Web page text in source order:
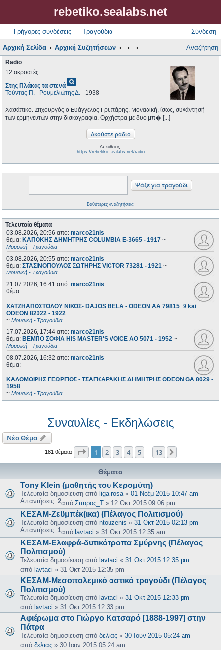
rebetiko.sealabs.net
Γρήγορες συνδέσεις Τραγούδια Σύνδεση
Αρχική Σελίδα Αρχική Συζητήσεων Αναζήτηση
Radio
12 ακροατές
Στης Πλάκας τα στενάpageview
Τούντας Π. - Ρουμελιώτης Δ. - 1938
Χασάπικο. Στιχουργός ο Ευάγγελος Γρυπάρης. Μοναδική, ίσως, συνάντησή
των ερμηνευτών στην δισκογραφία. Ορχήστρα με δυο μπ� [...]
Απευθείας:
https://rebetiko.sealabs.net/radio
Βαθύτερες αναζητήσεις;
Τελευταία θέματα
03.08.2026, 20:56 από: marco21nis
θέμα: ΚΑΠΟΚΗΣ ΔΗΜΗΤΡΗΣ COLUMBIA E-3665 - 1917 ~
Μουσική - Τραγούδια
03.08.2026, 20:55 από: marco21nis
θέμα: ΣΤΑΣΙΝΟΠΟΥΛΟΣ ΣΩΤΗΡΗΣ VICTOR 73281 - 1921 ~
Μουσική - Τραγούδια
21.07.2026, 16:41 από: marco21nis
θέμα:
ΧΑΤΖΗΑΠΟΣΤΟΛΟΥ ΝΙΚΟΣ- DAJOS BELA - ODEON AA 79815_9 kai
ODEON 82022 - 1922
~ Μουσική - Τραγούδια
17.07.2026, 17:44 από: marco21nis
θέμα: ΒΕΜΠΟ ΣΟΦΙΑ HIS MASTER'S VOICE AO 5071 - 1952 ~
Μουσική - Τραγούδια
08.07.2026, 16:32 από: marco21nis
θέμα:
ΚΑΛΟΜΟΙΡΗΣ ΓΕΩΡΓΙΟΣ - ΤΣΑΓΚΑΡΑΚΗΣ ΔΗΜΗΤΡΗΣ ODEON GA 8029 -
1958
~ Μουσική - Τραγούδια
Συναυλίες - Εκδηλώσεις
Νέο Θέμα
181 θέματα Σελίδα από13
1 2 3 4 5 13
Θέματα
Tony Klein (μαθητής του Κερομύτη)
Τελευταία δημοσίευση από liga rosa « 01 Νοέμ 2015 10:47 am
Απαντήσεις: 2από Σπυρος_Τ » 12 Οκτ 2015 09:06 pm
ΚΕΣΑΜ-Ζεϋμπέκ(ικα) (Πέλαγος Πολιτισμού)
Τελευταία δημοσίευση από ntouzenis « 31 Οκτ 2015 02:13 pm
Απαντήσεις: 1από lavtaci » 31 Οκτ 2015 12:35 am
ΚΕΣΑΜ-Ελαφρά-δυτικότροπα Σμύρνης (Πέλαγος
Πολιτισμού)
Τελευταία δημοσίευση από lavtaci « 31 Οκτ 2015 12:35 pm
από lavtaci » 31 Οκτ 2015 12:35 pm
ΚΕΣΑΜ-Μεσοπολεμικό αστικό τραγούδι (Πέλαγος
Πολιτισμού)
Τελευταία δημοσίευση από lavtaci « 31 Οκτ 2015 12:33 pm
από lavtaci » 31 Οκτ 2015 12:33 pm
Aφιέρωμα στο Γιώργο Κατσαρό [1888-1997] στην
Πάτρα
Τελευταία δημοσίευση από δελιας « 30 Ιουν 2015 05:24 am
από δελιας » 30 Ιουν 2015 05:24 am